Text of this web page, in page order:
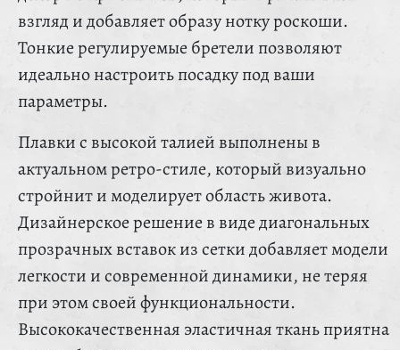
взгляд и добавляет образу нотку роскоши.
Тонкие регулируемые бретели позволяют
идеально настроить посадку под ваши
параметры.
Плавки с высокой талией выполнены в
актуальном ретро-стиле, который визуально
стройнит и моделирует область живота.
Дизайнерское решение в виде диагональных
прозрачных вставок из сетки добавляет модели
легкости и современной динамики, не теряя
при этом своей функциональности.
Высококачественная эластичная ткань приятна